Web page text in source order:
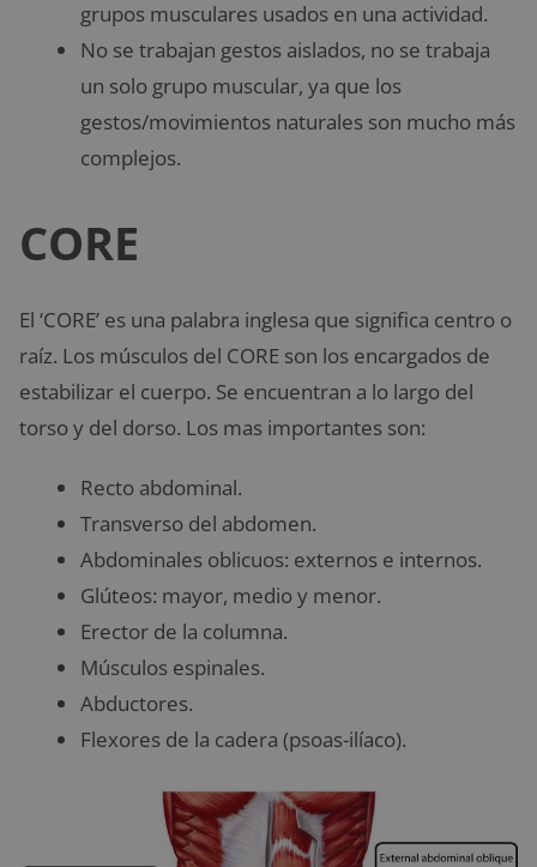
grupos musculares usados en una actividad.
No se trabajan gestos aislados, no se trabaja
un solo grupo muscular, ya que los
gestos/movimientos naturales son mucho más
complejos.
CORE
El ‘CORE’ es una palabra inglesa que significa centro o
raíz. Los músculos del CORE son los encargados de
estabilizar el cuerpo. Se encuentran a lo largo del
torso y del dorso. Los mas importantes son:
Recto abdominal.
Transverso del abdomen.
Abdominales oblicuos: externos e internos.
Glúteos: mayor, medio y menor.
Erector de la columna.
Músculos espinales.
Abductores.
Flexores de la cadera (psoas-ilíaco).